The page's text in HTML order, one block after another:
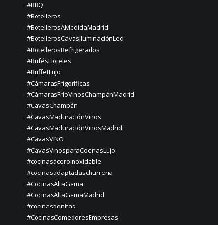
#BBQ
#Botelleros
#BotellerosAMedidaMadrid
#BotellerosCavasIluminaciónLed
#BotellerosRefrigerados
#BufésHoteles
#BuffetLujo
#CámarasFrigoríficas
#CámarasFríoVinosChampánMadrid
#CavasChampán
#CavasMaduraciónVinos
#CavasMaduraciónVinosMadrid
#CavasVINO
#CavasVinosparaCocinasLujo
#cocinasaceroinoxidable
#cocinasadaptadaschurreria
#CocinasAltaGama
#CocinasAltaGamaMadrid
#cocinasbonitas
#CocinasComedoresEmpresas